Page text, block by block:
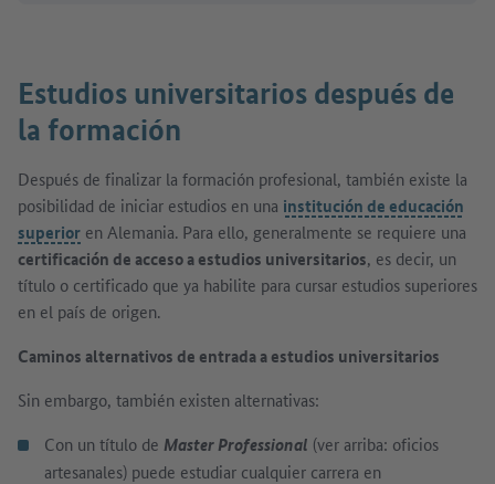
Estudios universitarios después de
la formación
Después de finalizar la formación profesional, también existe la
posibilidad de iniciar estudios en una institución de educación
superior en Alemania. Para ello, generalmente se requiere una
certificación de acceso a estudios universitarios, es decir, un
título o certificado que ya habilite para cursar estudios superiores
en el país de origen.
Caminos alternativos de entrada a estudios universitarios
Sin embargo, también existen alternativas:
Con un título de Master Professional (ver arriba: oficios
artesanales) puede estudiar cualquier carrera en